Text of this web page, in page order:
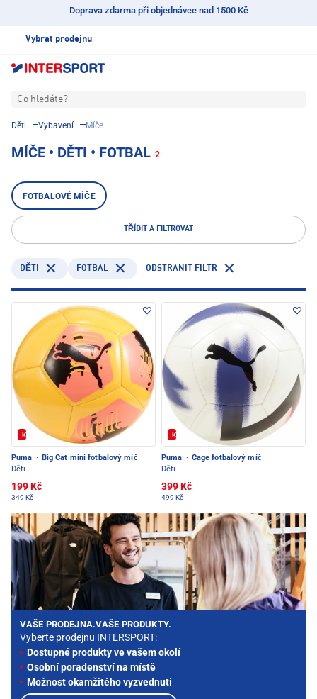
Doprava zdarma při objednávce nad 1500 Kč
Vybrat prodejnu
Co hledáte?
Děti Vybavení Míče
MÍČE • DĚTI • FOTBAL 2
FOTBALOVÉ MÍČE
TŘÍDIT A FILTROVAT
DĚTI FOTBAL ODSTRANIT FILTR
Kód: FOTBAL20
Puma · Big Cat mini fotbalový míč
Děti
199 Kč
349 Kč
Kód: FOTBAL20
Puma · Cage fotbalový míč
Děti
399 Kč
499 Kč
VAŠE PRODEJNA.VAŠE PRODUKTY.
Vyberte prodejnu INTERSPORT:
Dostupné produkty ve vašem okolí
Osobní poradenství na místě
Možnost okamžitého vyzvednutí